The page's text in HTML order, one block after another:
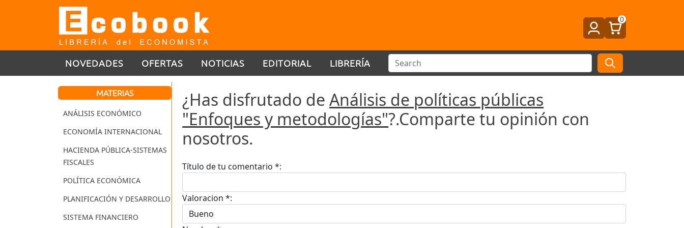
0
NOVEDADES OFERTAS NOTICIAS EDITORIAL LIBRERÍA
MATERIAS
ANÁLISIS ECONÓMICO
ECONOMÍA INTERNACIONAL
HACIENDA PÚBLICA-SISTEMAS
FISCALES
POLÍTICA ECONÓMICA
PLANIFICACIÓN Y DESARROLLO
SISTEMA FINANCIERO
¿Has disfrutado deAnálisis de políticas públicas
"Enfoques y metodologías"?.Comparte tu opinión con
nosotros.
Título de tu comentario *:
Valoracion *: